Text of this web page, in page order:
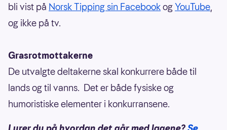
bli vist på Norsk Tipping sin FacebookogYouTube,
og ikke på tv.
Grasrotmottakerne
De utvalgte deltakerne skal konkurrere både til
lands og til vanns. Det er både fysiske og
humoristiske elementer i konkurransene.